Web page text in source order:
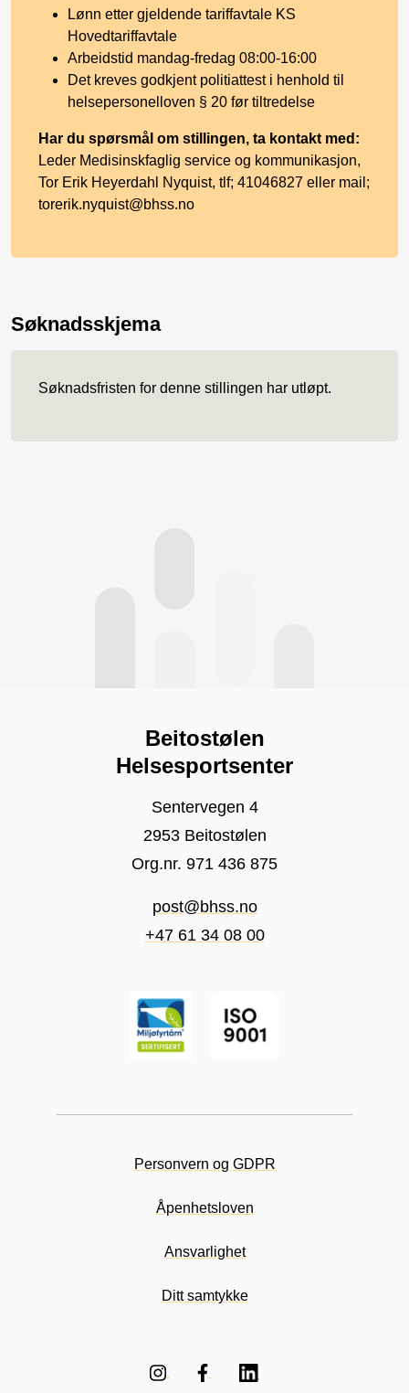
Lønn etter gjeldende tariffavtale KS
Hovedtariffavtale
Arbeidstid mandag-fredag 08:00-16:00
Det kreves godkjent politiattest i henhold til
helsepersonelloven § 20 før tiltredelse
Har du spørsmål om stillingen, ta kontakt med:
Leder Medisinskfaglig service og kommunikasjon,
Tor Erik Heyerdahl Nyquist, tlf; 41046827 eller mail;
torerik.nyquist@bhss.no
Søknadsskjema
Søknadsfristen for denne stillingen har utløpt.
Beitostølen
Helsesportsenter
Sentervegen 4
2953 Beitostølen
Org.nr. 971 436 875
post@bhss.no
+47 61 34 08 00
Personvern og GDPR
Åpenhetsloven
Ansvarlighet
Ditt samtykke